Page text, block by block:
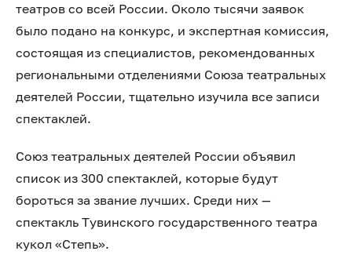
театров со всей России. Около тысячи заявок
было подано на конкурс, и экспертная комиссия,
состоящая из специалистов, рекомендованных
региональными отделениями Союза театральных
деятелей России, тщательно изучила все записи
спектаклей.
Союз театральных деятелей России объявил
список из 300 спектаклей, которые будут
бороться за звание лучших. Среди них —
спектакль Тувинского государственного театра
кукол «Степь».